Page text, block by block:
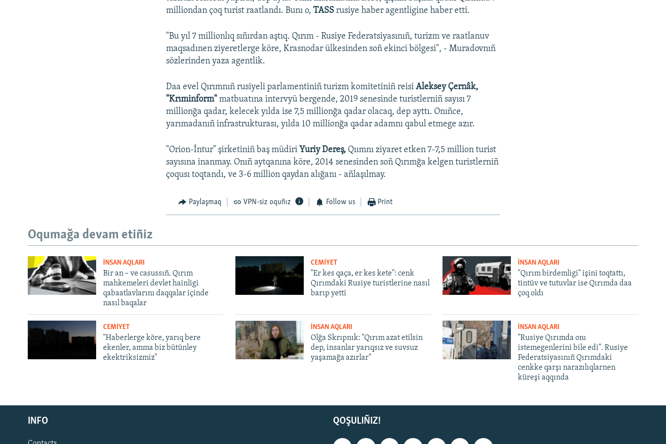
Русский
Українською
milliondan çoq turist raatlandı. Bunı o,TASSrusiye haber agentligine haber etti.
"Bu yıl 7 millionlıq sıñırdan aştıq. Qırım - Rusiye Federatsiyasınıñ, turizm ve raatlanuv
maqsadınen ziyeretlerge köre, Krasnodar ülkesinden soñ ekinci bölgesi", - Muradovnıñ
sözlerinden yaza agentlik.
Daa evel Qırımnıñ rusiyeli parlamentiniñ turizm komitetiniñ reisiAleksey Çernâk,
"Krıminform"matbuatına intervyü bergende, 2019 senesinde turistlerniñ sayısı 7
millionğa qadar, kelecek yılda ise 7,5 millionğa qadar olacaq, dep ayttı. Onıñce,
yarımadanıñ infrastrukturası, yılda 10 millionğa qadar adamnı qabul etmege azır.
"Orion-İntur" şirketiniñ baş müdiri Yuriy Dereş, Qıımnı ziyaret etken 7-7,5 million turist
sayısına inanmay. Onıñ aytqanına köre, 2014 senesinden soñ Qırımğa kelgen turistlerniñ
çoqusı toqtandı, ve 3-6 million qaydan alığanı - añlaşılmay.
Paylaşmaq VPN-siz oquñız Follow us Print
Oqumağa devam etiñiz
İNSAN AQLARI
Bir an – ve casussıñ. Qırım
mahkemeleri devlet hainligi
qabaatlavlarını daqqalar içinde
nasıl baqalar
CEMİYET
"Er kes qaça, er kes kete": cenk
Qırımdaki Rusiye turistlerine nasıl
barıp yetti
İNSAN AQLARI
"Qırım birdemligi" işini toqtattı,
tintüv ve tutuvlar ise Qırımda daa
çoq oldı
CEMİYET
"Haberlerge köre, yarıq bere
ekenler, amma biz bütünley
ekektriksizmiz"
İNSAN AQLARI
Olğa Skrıpnık: "Qırım azat etilsin
dep, insanlar yarıqsız ve suvsuz
yaşamağa azırlar"
İNSAN AQLARI
"Rusiye Qırımda onı
istemegenlerini bile edi". Rusiye
Federatsiyasınıñ Qırımdaki
cenkke qarşı narazılıqlarnen
küreşi aqqında
QOŞULIÑIZ!
INFO